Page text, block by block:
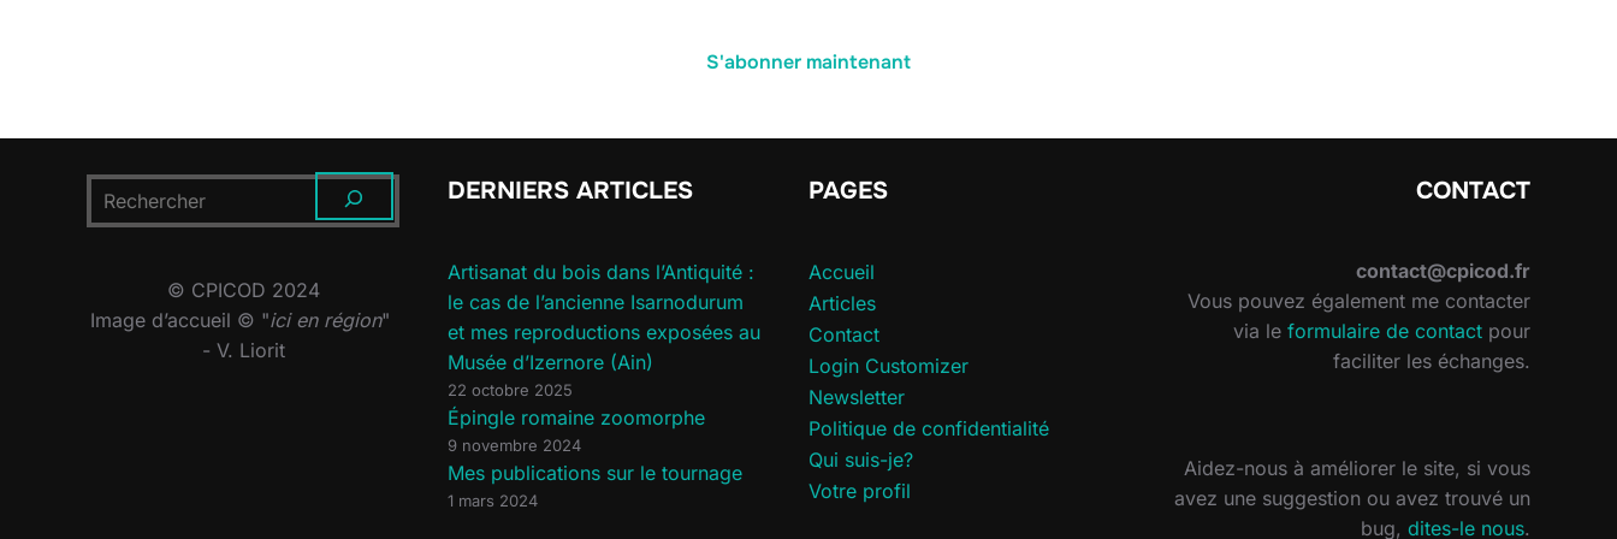
S'abonner maintenant
RECHERCHER
© CPICOD 2024
Image d’accueil © "ici en région"
- V. Liorit
DERNIERS ARTICLES
Artisanat du bois dans l’Antiquité :
le cas de l’ancienne Isarnodurum
et mes reproductions exposées au
Musée d’Izernore (Ain)
22 octobre 2025
Épingle romaine zoomorphe
9 novembre 2024
Mes publications sur le tournage
1 mars 2024
PAGES
Accueil
Articles
Contact
Login Customizer
Newsletter
Politique de confidentialité
Qui suis-je?
Votre profil
CONTACT
contact@cpicod.fr
Vous pouvez également me contacter
via le formulaire de contact pour
faciliter les échanges.
Aidez-nous à améliorer le site, si vous
avez une suggestion ou avez trouvé un
bug, dites-le nous.